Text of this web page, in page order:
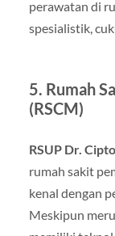
perawatan di
spesialistik,
5. Rumah
(RSCM)
RSUP Dr.
rumah sakit
kenal dengan
Meskipun